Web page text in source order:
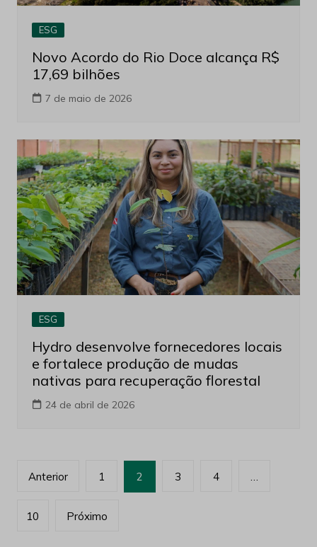
ESG
Novo Acordo do Rio Doce alcança R$
17,69 bilhões
7 de maio de 2026
ESG
Hydro desenvolve fornecedores locais
e fortalece produção de mudas
nativas para recuperação florestal
24 de abril de 2026
Paginação
posts
Anterior 1 2 3 4 …
10 Próximo